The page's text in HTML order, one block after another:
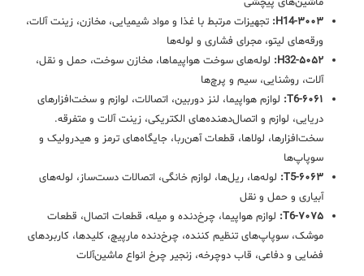
۳۰۰۳-H14:
تجهیزات مرتبط با غذا و مواد شیمیایی، مخازن، زینت آلات،
ورقه‌های لیتو، مجرای فشاری و لوله‌ها
۵۰۵۲-H32:
لوله‌های سوخت هواپیما‌ها، مخازن سوخت، حمل و نقل،
آلات، روشنایی، سیم و پرچ‌ها
۶۰۶۱-T6:
لوازم هواپیما، لنز دوربین، اتصالات، لوازم و سخت‌افزارهای
دریایی، لوازم و اتصال‌دهنده‌های الکتریکی، زینت آلات و متفرقه.
سخت‌افزارها، لولاها، قطعات آهن‌ربا، جایگاه‌های ترمز و هیدرولیک و
سوپاپ‌ها
۶۰۶۳-T5:
لوله‌ها، ریل‌ها، لوازم خانگی، اتصالات دست‌ساز، لوله‌های
آبیاری و حمل و نقل
۷۰۷۵-T6:
لوازم هواپیما، چرخ‌دنده‌ و میله، قطعات اتصال، قطعات
موشک، سوپاپ‌های تنظیم کننده، چرخ‌دنده مارپیچ، کلیدها، کاربردهای
فضایی و دفاعی، قاب دوچرخه، زنجیر چرخ انواع ماشین‌آلات